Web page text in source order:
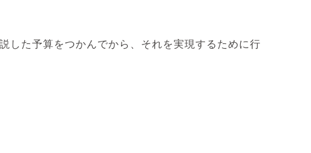
した予算をつかんでから、それを実現するために行